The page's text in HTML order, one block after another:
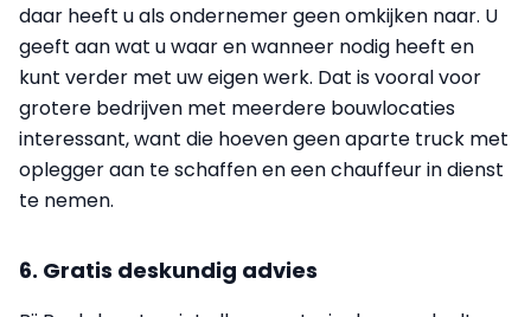
daar heeft u als ondernemer geen omkijken naar. U
geeft aan wat u waar en wanneer nodig heeft en
kunt verder met uw eigen werk. Dat is vooral voor
grotere bedrijven met meerdere bouwlocaties
interessant, want die hoeven geen aparte truck met
oplegger aan te schaffen en een chauffeur in dienst
te nemen.
6. Gratis deskundig advies